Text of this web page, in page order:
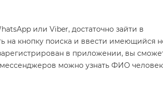
или Viber, достаточно зайти в
на кнопку поиска и ввести имеющийся
в приложении, вы
можно узнать ФИО